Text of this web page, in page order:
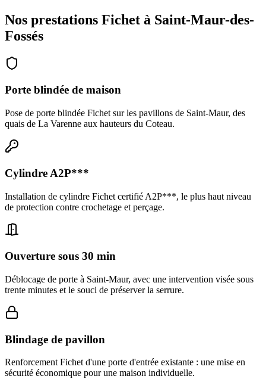
Nos prestations Fichet à Saint-Maur-des-
Fossés
Porte blindée de maison
Pose de porte blindée Fichet sur les pavillons de Saint-Maur, des
quais de La Varenne aux hauteurs du Coteau.
Cylindre A2P***
Installation de cylindre Fichet certifié A2P***, le plus haut niveau
de protection contre crochetage et perçage.
Ouverture sous 30 min
Déblocage de porte à Saint-Maur, avec une intervention visée sous
trente minutes et le souci de préserver la serrure.
Blindage de pavillon
Renforcement Fichet d'une porte d'entrée existante : une mise en
sécurité économique pour une maison individuelle.